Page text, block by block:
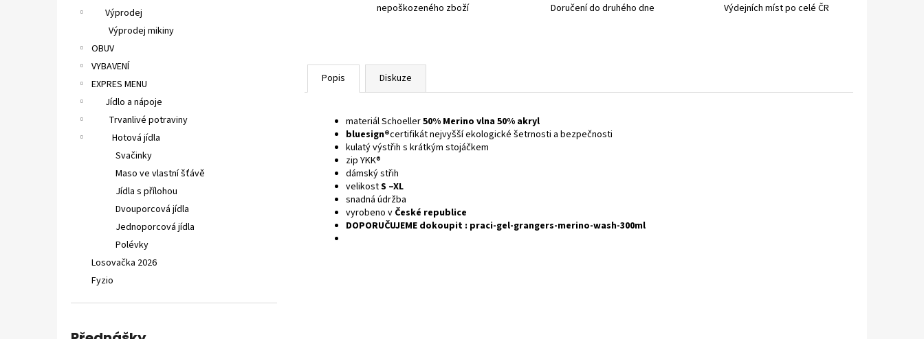
Výprodej
Výprodej mikiny
OBUV
VYBAVENÍ
EXPRES MENU
Jídlo a nápoje
Trvanlivé potraviny
Hotová jídla
Svačinky
Maso ve vlastní šťávě
Jídla s přílohou
Dvouporcová jídla
Jednoporcová jídla
Polévky
Losovačka 2026
Fyzio
nepoškozeného zboží Doručení do druhého dne Výdejních míst po celé ČR
Popis Diskuze
materiál Schoeller50% Merino vlna 50% akryl
bluesign®certifikát nejvyšší ekologické šetrnosti a bezpečnosti
kulatý výstřih s krátkým stojáčkem
zip YKK®
dámský střih
velikostS –XL
snadná údržba
vyrobeno v České republice
DOPORUČUJEME dokoupit : praci-gel-grangers-merino-wash-300ml